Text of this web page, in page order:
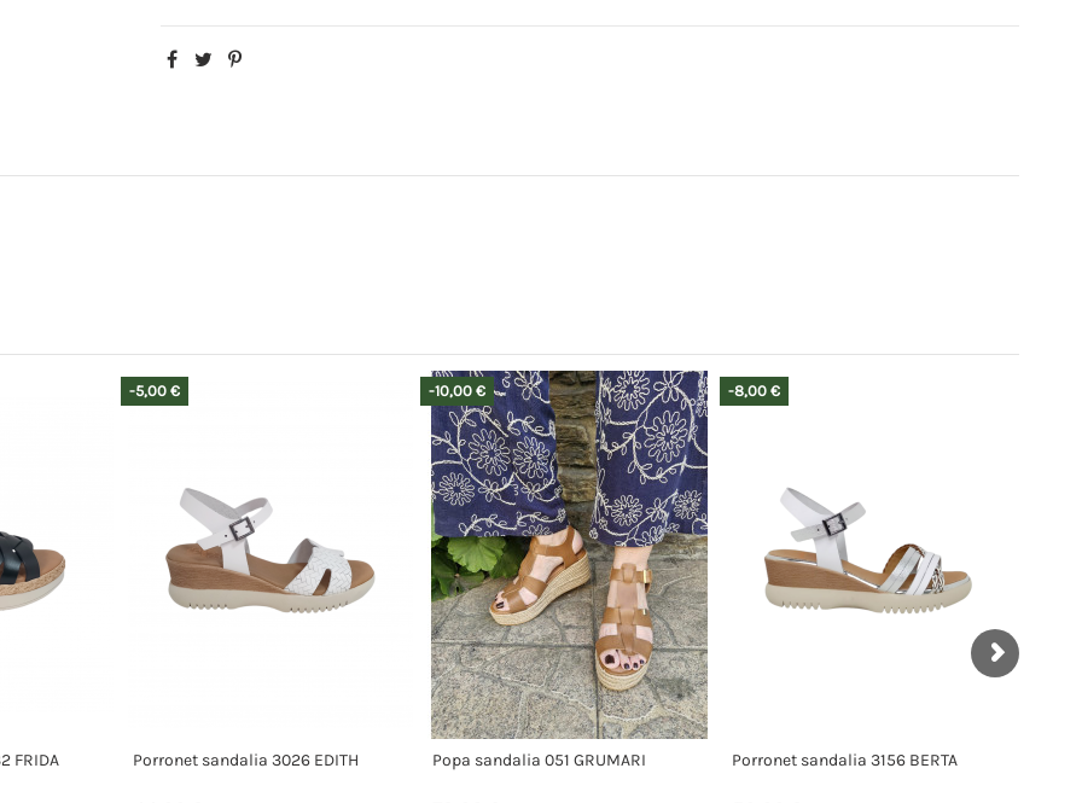
GARUA Popa sandalia 071 ARENAL
-11,00 €
Porronet sandalia 3274 ESTRELLA Porronet sandalia 3258 DAMIANA